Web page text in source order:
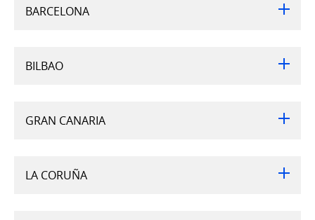
BARCELONA
BILBAO
GRAN CANARIA
LA CORUÑA